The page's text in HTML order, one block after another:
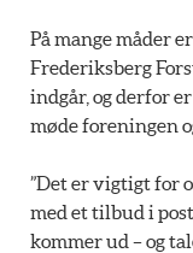
På mange måder
Frederiksberg
indgår, og derfor
møde foreningen
”Det er vigtigt for
med et tilbud i
kommer ud – og